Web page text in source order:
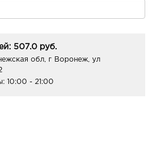
507.0 руб.
обл, г Воронеж, ул
10:00 - 21:00